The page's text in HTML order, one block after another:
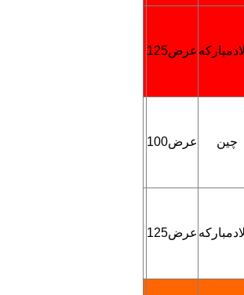
عرض125
چین عرض100
عرض125